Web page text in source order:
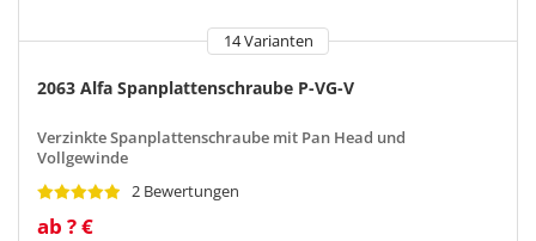
14 Varianten
2063 Alfa Spanplattenschraube P-VG-V
Verzinkte Spanplattenschraube mit Pan Head und
Vollgewinde
2 Bewertungen
ab ? €